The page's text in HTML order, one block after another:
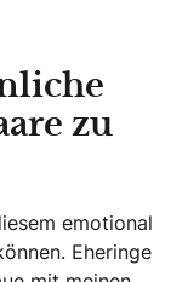
zu
emotional
Eheringe